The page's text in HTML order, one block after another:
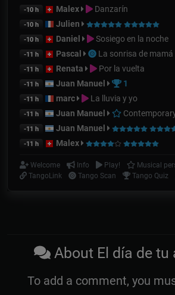
-10 h Malex Danzarín
-10 h Julien
-10 h Daniel Sosiego en la noche
-11 h Pascal La sonrisa de mamá
-11 h Renata Por la vuelta
-11 h Juan Manuel 1
-11 h marc La lluvia y yo
-11 h Juan Manuel
-11 h Juan Manuel
-11 h Malex
Welcome Info Play!
Musical
TangoLink
Tango Scan Tango Quiz
About El día de tu
To add a comment, you